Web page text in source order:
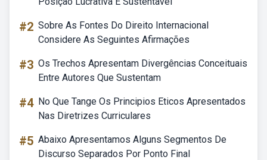
#2 Sobre As Fontes Do Direito Internacional
Considere As Seguintes Afirmações
#3 Os Trechos Apresentam Divergências Conceituais
Entre Autores Que Sustentam
#4 No Que Tange Os Principios Eticos Apresentados
Nas Diretrizes Curriculares
#5 Abaixo Apresentamos Alguns Segmentos De
Discurso Separados Por Ponto Final